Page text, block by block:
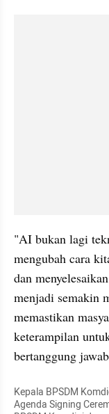
"AI bukan lagi
mengubah cara
dan
menjadi semakin
memastikan
keterampilan
bertanggung
Kepala BPSDM
Agenda Signing